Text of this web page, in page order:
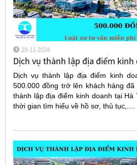
29-11-2024
Dịch vụ thành lập địa điểm
Dịch vụ thành lập địa điểm kinh
500.000 đồng trở lên khách hàng
thành lập địa điểm kinh doanh tại
thời gian tìm hiểu về hồ sơ, thủ tục,....